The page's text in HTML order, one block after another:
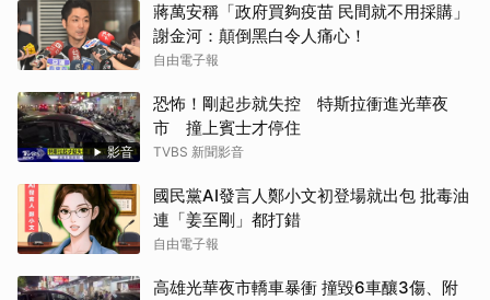
蔣萬安稱「政府買夠疫苗 民間就不用採購」
謝金河：顛倒黑白令人痛心！
自由電子報
影音
恐怖！剛起步就失控 特斯拉衝進光華夜
市 撞上賓士才停住
TVBS 新聞影音
國民黨AI發言人鄭小文初登場就出包 批毒油
連「姜至剛」都打錯
自由電子報
高雄光華夜市轎車暴衝 撞毀6車釀3傷、附